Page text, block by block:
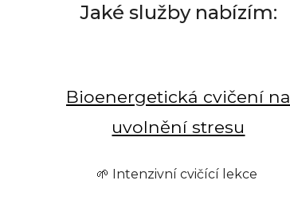
Jaké služby nabízím:
Bioenergetická cvičení na
uvolnění stresu
🌱 Intenzivní cvičící lekce